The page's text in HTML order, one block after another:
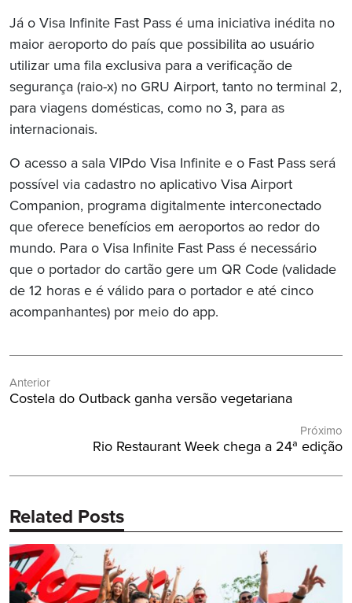
Já o Visa Infinite Fast Pass é uma iniciativa inédita no
maior aeroporto do país que possibilita ao usuário
utilizar uma fila exclusiva para a verificação de
segurança (raio-x) no GRU Airport, tanto no terminal 2,
para viagens domésticas, como no 3, para as
internacionais.
O acesso a sala VIPdo Visa Infinite e o Fast Pass será
possível via cadastro no aplicativo Visa Airport
Companion, programa digitalmente interconectado
que oferece benefícios em aeroportos ao redor do
mundo. Para o Visa Infinite Fast Pass é necessário
que o portador do cartão gere um QR Code (validade
de 12 horas e é válido para o portador e até cinco
acompanhantes) por meio do app.
de
Anterior
Post
Costela do Outback ganha versão vegetariana
Próximo
Próximo
Rio Restaurant Week chega a 24ª edição
Related Posts